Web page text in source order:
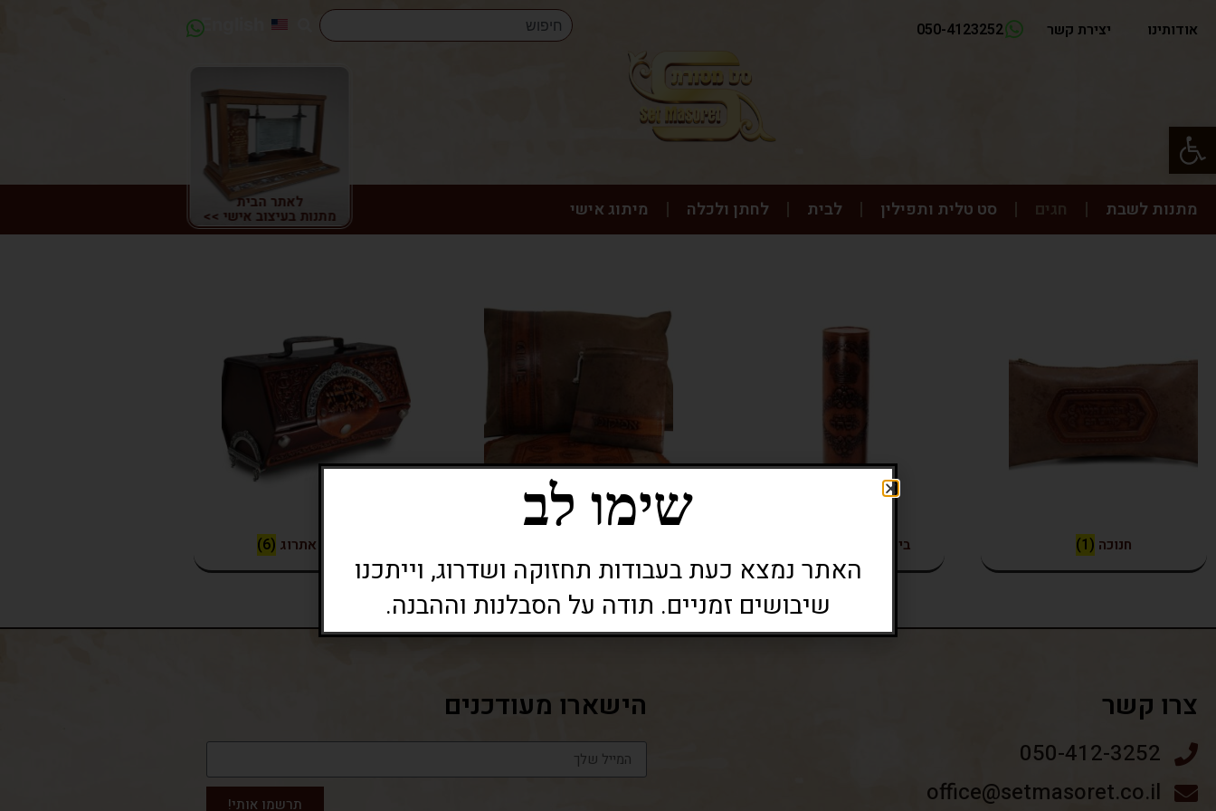
פתח סרגל נגישות
אודותינו יצירת קשר 050-4123252
English
לאתר הבית
מתנות בעיצוב אישי >> מתנות לשבת חגים סט טלית ותפילין לבית לחתן ולכלה מיתוג אישי
חנוכה (1) בית למגילת אסתר קופסאות אתרוג (6)
צרו קשר
050-412-3252
office@setmasoret.co.il
הישארו מעודכנים
תרשמו אותי!
שימו לב
האתר נמצא כעת בעבודות תחזוקה ושדרוג, וייתכנו
שיבושים זמניים. תודה על הסבלנות וההבנה.